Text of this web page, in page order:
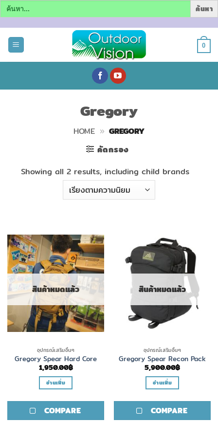
Search
for:
0
Gregory
HOME » GREGORY
คัดกรอง
Showing all 2 results, including child brands
สินค้าหมดแล้ว
อุปกรณ์เสริมอื่นๆ
Gregory Spear Hard Core
1,950.00฿
อ่านเพิ่ม
COMPARE
สินค้าหมดแล้ว
อุปกรณ์เสริมอื่นๆ
Gregory Spear Recon Pack
5,900.00฿
อ่านเพิ่ม
COMPARE